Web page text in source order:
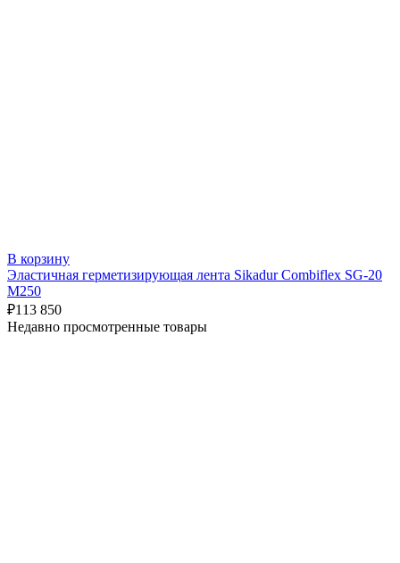
В корзину
Эластичная герметизирующая лента Sikadur Combiflex SG-20
M250
₽113 850
Недавно просмотренные товары